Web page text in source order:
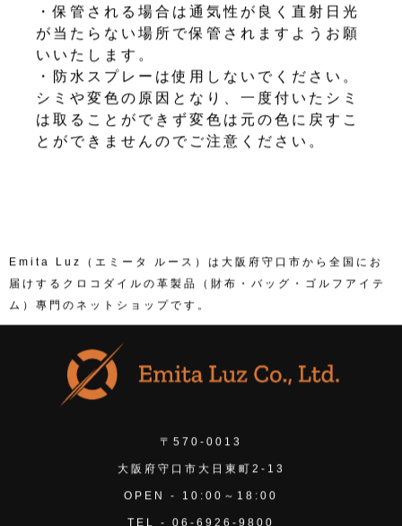
・保管される場合は通気性が良く直射日光
が当たらない場所で保管されますようお願
いいたします。
・防水スプレーは使用しないでください。
シミや変色の原因となり、一度付いたシミ
は取ることができず変色は元の色に戻すこ
とができませんのでご注意ください。
Emita Luz（エミータ ルース）は大阪府守口市から全国にお
届けするクロコダイルの革製品（財布・バッグ・ゴルフアイテ
ム）專門のネットショップです。
〒570-0013
大阪府守口市大日東町2-13
OPEN - 10:00～18:00
TEL - 06-6926-9800